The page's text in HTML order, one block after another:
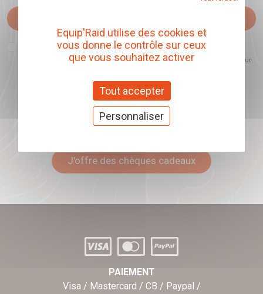
J'accepte que l'ouverture des newsletters soit mesurée, afin de mieux
comprendre les sujets qui m'intéressent et d'améliorer les contenus
proposés. Ce choix est modifiable à tout moment et reste sans incidence sur
Offrez nos chèques
J'offre des chèques cadeaux
PAIEMENT
Visa / Mastercard / CB / Paypal /
Equip'Raid utilise des cookies et
vous donne le contrôle sur ceux
que vous souhaitez activer
Tout accepter
Personnaliser